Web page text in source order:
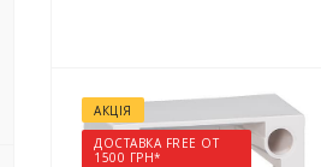
АКЦІЯ
ДОСТАВКА FREE ОТ
1500 ГРН*